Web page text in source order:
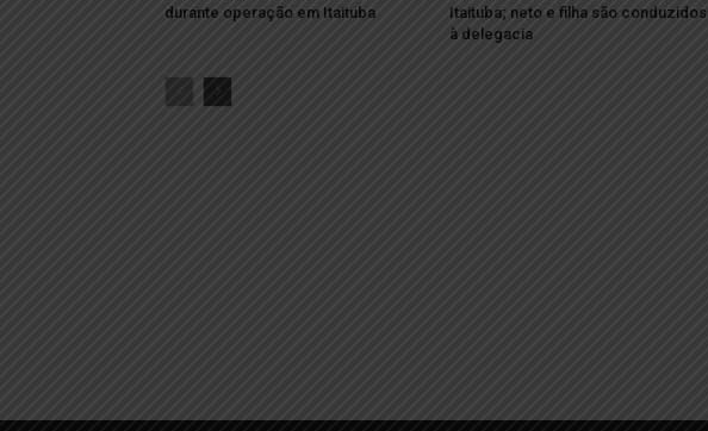
durante operação em Itaituba
Itaituba; neto e filha são conduzidos
à delegacia